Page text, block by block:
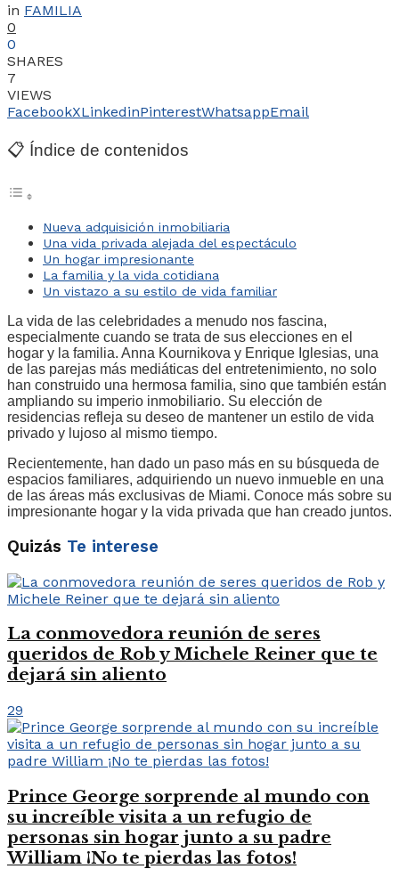
in FAMILIA
0
0
SHARES
7
VIEWS
FacebookXLinkedinPinterestWhatsappEmail
📋 Índice de contenidos
Nueva adquisición inmobiliaria
Una vida privada alejada del espectáculo
Un hogar impresionante
La familia y la vida cotidiana
Un vistazo a su estilo de vida familiar
La vida de las celebridades a menudo nos fascina,
especialmente cuando se trata de sus elecciones en el
hogar y la familia. Anna Kournikova y Enrique Iglesias, una
de las parejas más mediáticas del entretenimiento, no solo
han construido una hermosa familia, sino que también están
ampliando su imperio inmobiliario. Su elección de
residencias refleja su deseo de mantener un estilo de vida
privado y lujoso al mismo tiempo.
Recientemente, han dado un paso más en su búsqueda de
espacios familiares, adquiriendo un nuevo inmueble en una
de las áreas más exclusivas de Miami. Conoce más sobre su
impresionante hogar y la vida privada que han creado juntos.
Quizás Te interese
La conmovedora reunión de seres
queridos de Rob y Michele Reiner que te
dejará sin aliento
29
Prince George sorprende al mundo con
su increíble visita a un refugio de
personas sin hogar junto a su padre
William ¡No te pierdas las fotos!